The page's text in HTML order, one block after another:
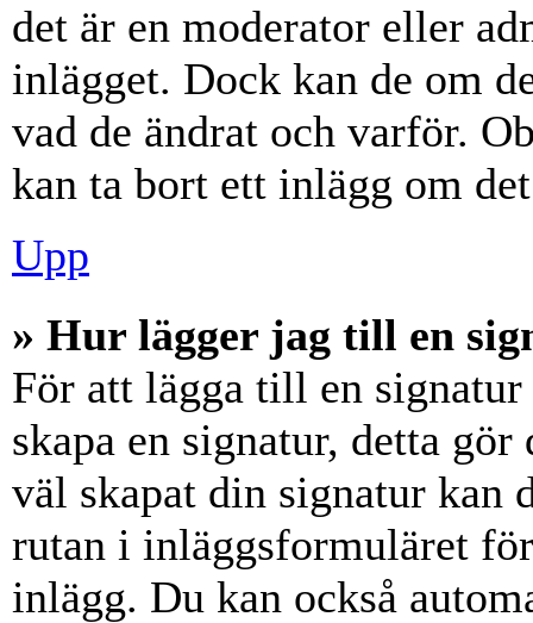
det är en moderator eller
inlägget. Dock kan de om
vad de ändrat och varför.
kan ta bort ett inlägg om
Upp
» Hur lägger jag till en
För att lägga till en
skapa en signatur, detta
väl skapat din signatur kan
rutan i inläggsformuläret
inlägg. Du kan också